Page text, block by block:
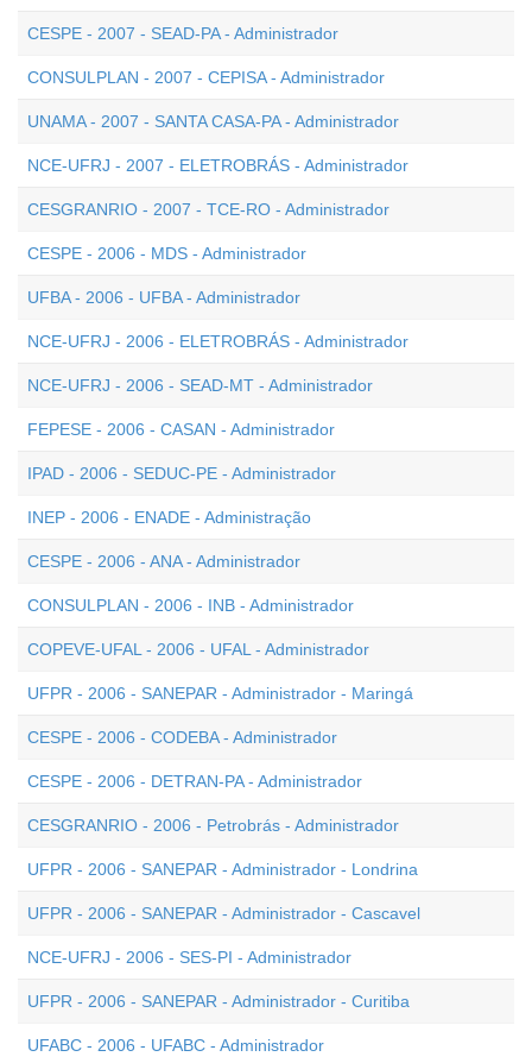
CESPE - 2007 - SEAD-PA - Administrador
CONSULPLAN - 2007 - CEPISA - Administrador
UNAMA - 2007 - SANTA CASA-PA - Administrador
NCE-UFRJ - 2007 - ELETROBRÁS - Administrador
CESGRANRIO - 2007 - TCE-RO - Administrador
CESPE - 2006 - MDS - Administrador
UFBA - 2006 - UFBA - Administrador
NCE-UFRJ - 2006 - ELETROBRÁS - Administrador
NCE-UFRJ - 2006 - SEAD-MT - Administrador
FEPESE - 2006 - CASAN - Administrador
IPAD - 2006 - SEDUC-PE - Administrador
INEP - 2006 - ENADE - Administração
CESPE - 2006 - ANA - Administrador
CONSULPLAN - 2006 - INB - Administrador
COPEVE-UFAL - 2006 - UFAL - Administrador
UFPR - 2006 - SANEPAR - Administrador - Maringá
CESPE - 2006 - CODEBA - Administrador
CESPE - 2006 - DETRAN-PA - Administrador
CESGRANRIO - 2006 - Petrobrás - Administrador
UFPR - 2006 - SANEPAR - Administrador - Londrina
UFPR - 2006 - SANEPAR - Administrador - Cascavel
NCE-UFRJ - 2006 - SES-PI - Administrador
UFPR - 2006 - SANEPAR - Administrador - Curitiba
UFABC - 2006 - UFABC - Administrador